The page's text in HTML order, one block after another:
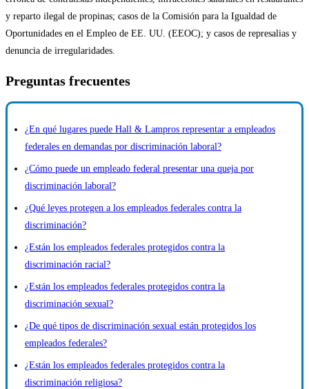
y reparto ilegal de propinas; casos de la Comisión para la Igualdad de
Oportunidades en el Empleo de EE. UU. (EEOC); y casos de represalias y
denuncia de irregularidades.
Preguntas frecuentes
¿En qué lugares puede Hall & Lampros representar a empleados
federales en demandas por discriminación laboral?
¿Cómo puede un empleado federal presentar una queja por
discriminación laboral?
¿Qué leyes protegen a los empleados federales contra la
discriminación?
¿Están los empleados federales protegidos contra la
discriminación racial?
¿Están los empleados federales protegidos contra la
discriminación sexual?
¿De qué tipos de discriminación sexual están protegidos los
empleados federales?
¿Están los empleados federales protegidos contra la
discriminación religiosa?